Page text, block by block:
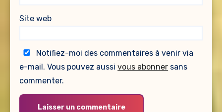
Site web
Notifiez-moi des commentaires à venir via
e-mail. Vous pouvez aussivous abonner sans
commenter.